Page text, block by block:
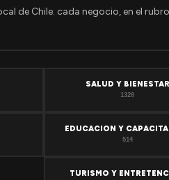
de Chile: cada negocio, en el
SALUD Y BIENESTAR
1320
EDUCACION Y
514
TURISMO Y